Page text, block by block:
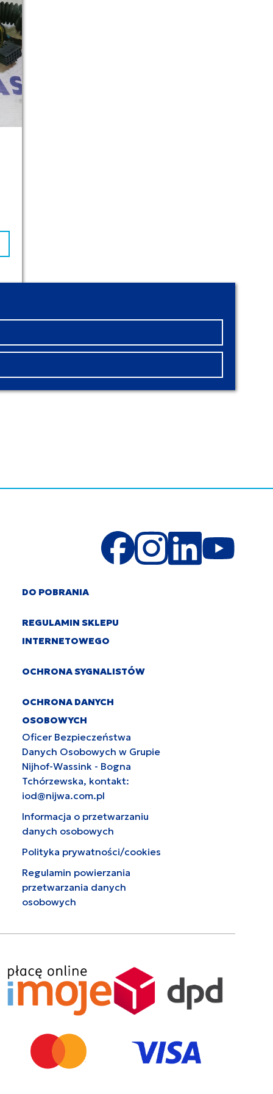
DO POBRANIA
REGULAMIN SKLEPU
INTERNETOWEGO
OCHRONA SYGNALISTÓW
OCHRONA DANYCH
OSOBOWYCH
Oficer Bezpieczeństwa
Danych Osobowych w Grupie
Nijhof-Wassink - Bogna
Tchórzewska, kontakt:
iod@nijwa.com.pl
Informacja o przetwarzaniu
danych osobowych
Polityka prywatności/cookies
Regulamin powierzania
przetwarzania danych
osobowych